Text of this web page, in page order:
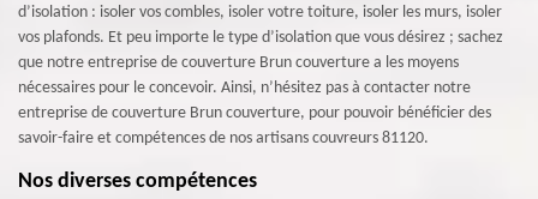
d’isolation : isoler vos combles, isoler votre toiture, isoler les murs, isoler
vos plafonds. Et peu importe le type d’isolation que vous désirez ; sachez
que notre entreprise de couverture Brun couverture a les moyens
nécessaires pour le concevoir. Ainsi, n’hésitez pas à contacter notre
entreprise de couverture Brun couverture, pour pouvoir bénéficier des
savoir-faire et compétences de nos artisans couvreurs 81120.
Nos diverses compétences